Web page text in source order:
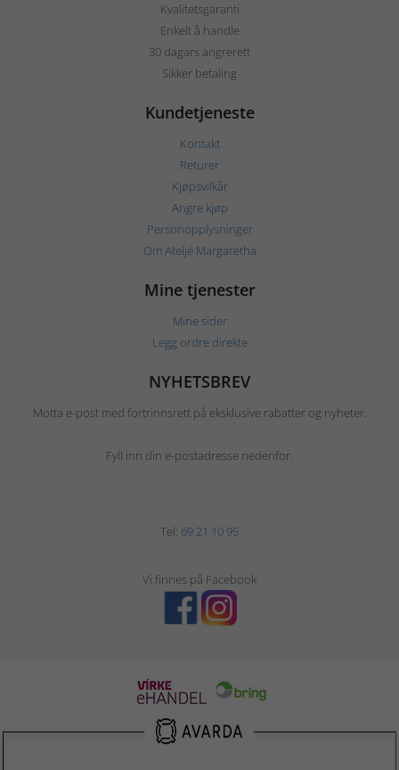
Kvalitetsgaranti
Enkelt å handle
30 dagars angrerett
Sikker betaling
Kundetjeneste
Kontakt
Returer
Kjøpsvilkår
Angre kjøp
Personopplysninger
Om Ateljé Margaretha
Mine tjenester
Mine sider
Legg ordre direkte
NYHETSBREV
Motta e-post med fortrinnsrett på eksklusive rabatter og nyheter.
Fyll inn din e-postadresse nedenfor.
Tel: 69 21 10 95
Vi finnes på Facebook